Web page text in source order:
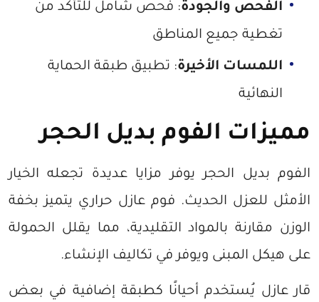
الفحص والجودة: فحص شامل للتأكد من
تغطية جميع المناطق
اللمسات الأخيرة: تطبيق طبقة الحماية
النهائية
مميزات الفوم بديل الحجر
الفوم بديل الحجر يوفر مزايا عديدة تجعله الخيار
الأمثل للعزل الحديث. فوم عازل حراري يتميز بخفة
الوزن مقارنة بالمواد التقليدية، مما يقلل الحمولة
على هيكل المبنى ويوفر في تكاليف الإنشاء.
قار عازل يُستخدم أحيانًا كطبقة إضافية في بعض